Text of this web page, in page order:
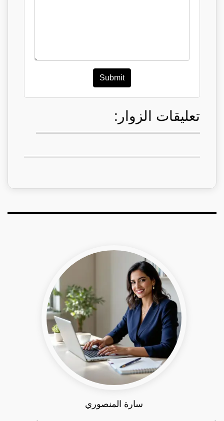
Submit
تعليقات الزوار:
سارة المنصوري